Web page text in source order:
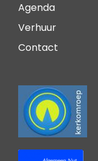
Agenda
Verhuur
Contact